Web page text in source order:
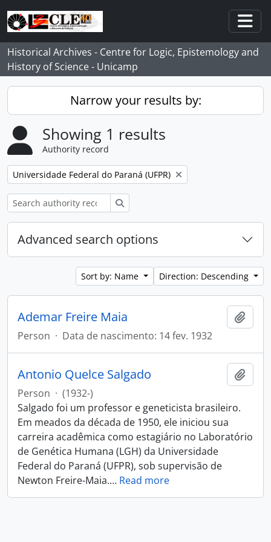
Skip to main content
Historical Archives - Centre for Logic, Epistemology and
History of Science - Unicamp
Narrow your results by:
Showing 1 results
Authority record
Remove filter:
Universidade Federal do Paraná (UFPR)
Advanced search options
Sort by: Name Direction: Descending
Ademar Freire Maia
Person · Data de nascimento: 14 fev. 1932
Antonio Quelce Salgado
Person · (1932-)
Salgado foi um professor e geneticista brasileiro.
Em meados da década de 1950, ele iniciou sua
carreira acadêmica como estagiário no Laboratório
de Genética Humana (LGH) da Universidade
Federal do Paraná (UFPR), sob supervisão de
Newton Freire-Maia.… Read more